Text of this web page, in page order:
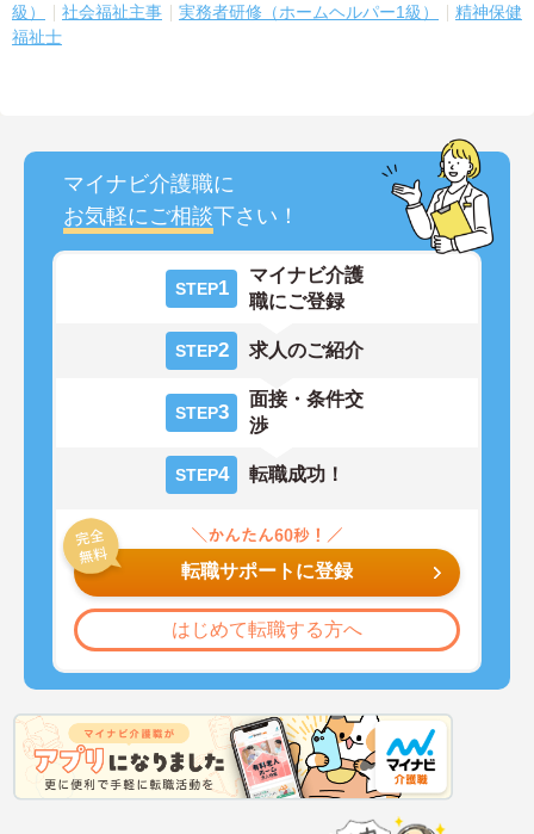
級）
社会福祉主事 実務者研修（ホームヘルパー1級）
精神保健
福祉士
マイナビ介護職に
お気軽にご相談下さい！
STEP1
マイナビ介護
職にご登録
STEP2 求人のご紹介
STEP3
面接・条件交
渉
STEP4 転職成功！
転職サポートに登録
はじめて転職する方へ